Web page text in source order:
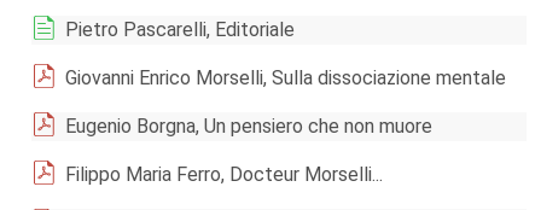
Pietro Pascarelli, Editoriale
Giovanni Enrico Morselli, Sulla dissociazione mentale
Eugenio Borgna, Un pensiero che non muore
Filippo Maria Ferro, Docteur Morselli...